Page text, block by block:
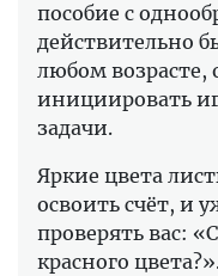
пособие с
действительно
любом возрасте,
инициировать
задачи.
Яркие цвета
освоить счёт, и
проверять вас:
красного